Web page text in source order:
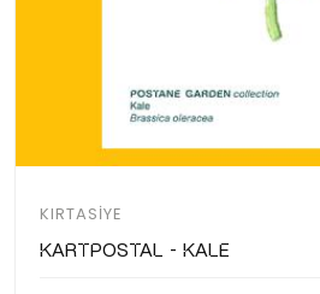
KIRTASIYE
Kartpostal - Kale